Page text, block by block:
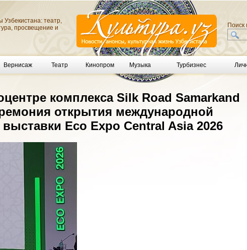
Узбекистана: театр,
просвещение и
Поиск
Вернисаж Театр Кинопром Музыка Турбизнес
комплекса Silk Road Samarkand
открытия международной
выставки Eco Expo Central Asia 2026